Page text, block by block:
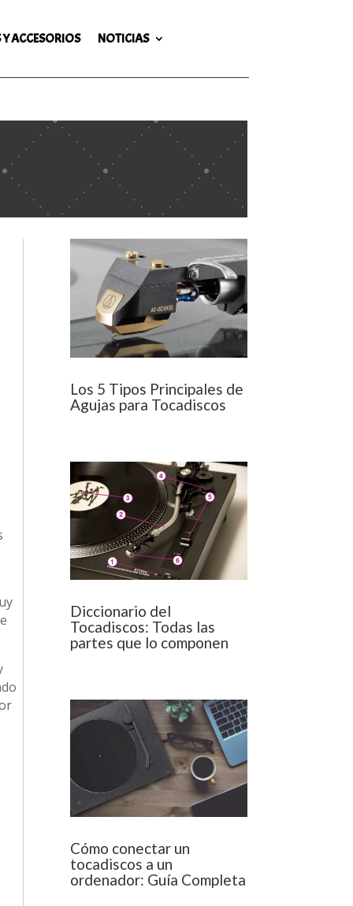
Y ACCESORIOS NOTICIAS
Los 5 Tipos Principales de
Agujas para Tocadiscos
Diccionario del
Tocadiscos: Todas las
partes que lo componen
Cómo conectar un
tocadiscos a un
ordenador: Guía Completa